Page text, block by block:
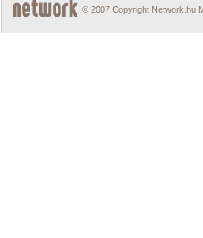
© 2007 Copyright Network.hu